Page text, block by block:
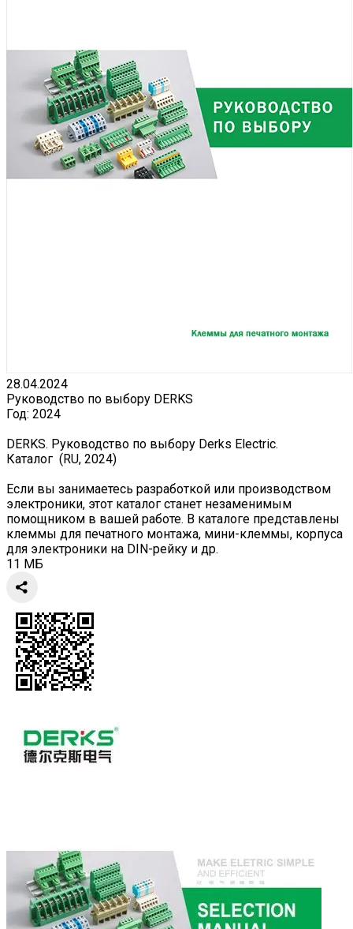
28.04.2024
Руководство по выбору DERKS
Год: 2024
DERKS. Руководство по выбору Derks Electric.
Каталог (RU, 2024)
Если вы занимаетесь разработкой или производством
электроники, этот каталог станет незаменимым
помощником в вашей работе. В каталоге представлены
клеммы для печатного монтажа, мини-клеммы, корпуса
для электроники на DIN-рейку и др.
11 МБ